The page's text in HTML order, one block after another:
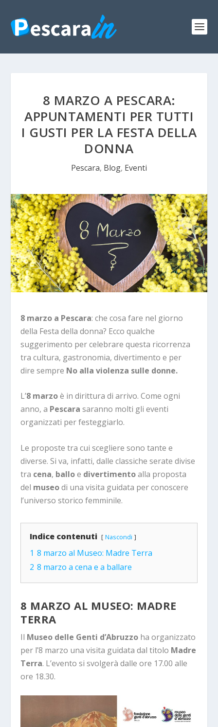
8 MARZO A PESCARA:
APPUNTAMENTI PER TUTTI
I GUSTI PER LA FESTA DELLA
DONNA
Pescara, Blog, Eventi
8 marzo a Pescara: che cosa fare nel giorno
della Festa della donna? Ecco qualche
suggerimento per celebrare questa ricorrenza
tra cultura, gastronomia, divertimento e per
dire sempre No alla violenza sulle donne.
L’8 marzoè in dirittura di arrivo. Come ogni
anno, a Pescara saranno molti gli eventi
organizzati per festeggiarlo.
Le proposte tra cui scegliere sono tante e
diverse. Si va, infatti, dalle classiche serate divise
tra cena, balloe divertimentoalla proposta
del museodi una visita guidata per conoscere
l’universo storico femminile.
Indice contenuti Nascondi
1 8 marzo al Museo: Madre Terra
2 8 marzo a cena e a ballare
8 MARZO AL MUSEO: MADRE
TERRA
Il Museo delle Genti d’Abruzzo ha organizzato
per l’8 marzo una visita guidata dal titolo Madre
Terra. L’evento si svolgerà dalle ore 17.00 alle
ore 18.30.